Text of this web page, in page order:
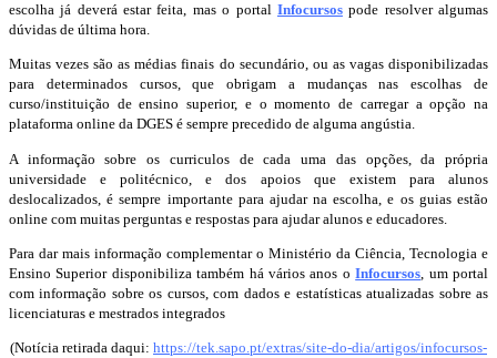
escolha já deverá estar feita, mas o portal Infocursospode resolver algumas
dúvidas de última hora.
Muitas vezes são as médias finais do secundário, ou as vagas disponibilizadas
para determinados cursos, que obrigam a mudanças nas escolhas de
curso/instituição de ensino superior, e o momento de carregar a opção na
plataforma online da DGES é sempre precedido de alguma angústia.
A informação sobre os curriculos de cada uma das opções, da própria
universidade e politécnico, e dos apoios que existem para alunos
deslocalizados, é sempre importante para ajudar na escolha, e os guias estão
online com muitas perguntas e respostas para ajudar alunos e educadores.
Para dar mais informação complementar o Ministério da Ciência, Tecnologia e
Ensino Superior disponibiliza também há vários anos oInfocursos, um portal
com informação sobre os cursos, com dados e estatísticas atualizadas sobre as
licenciaturas e mestrados integrados
(Notícia retirada daqui: https://tek.sapo.pt/extras/site-do-dia/artigos/infocursos-